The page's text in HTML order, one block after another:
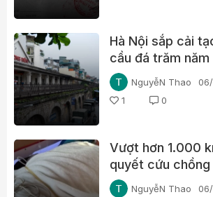
Hà Nội sắp cải
cầu đá trăm năm
NguyễN Thao
1
0
Vượt hơn 1.000
quyết cứu
NguyễN Thao